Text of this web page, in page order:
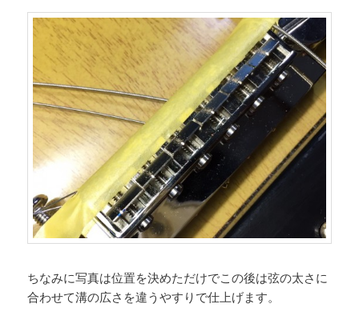
ちなみに写真は位置を決めただけでこの後は弦の太さに
合わせて溝の広さを違うやすりで仕上げます。